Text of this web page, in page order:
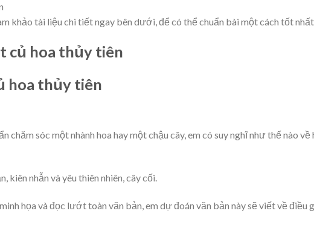
khảo tài liệu chi tiết ngay bên dưới, để có thể chuẩn bài một cách tốt
củ hoa thủy tiên
hoa thủy tiên
chăm sóc một nhành hoa hay một chậu cây, em có suy nghĩ như thế nào về
kiên nhẫn và yêu thiên nhiên, cây cối.
họa và đọc lướt toàn văn bản, em dự đoán văn bản này sẽ viết về điều